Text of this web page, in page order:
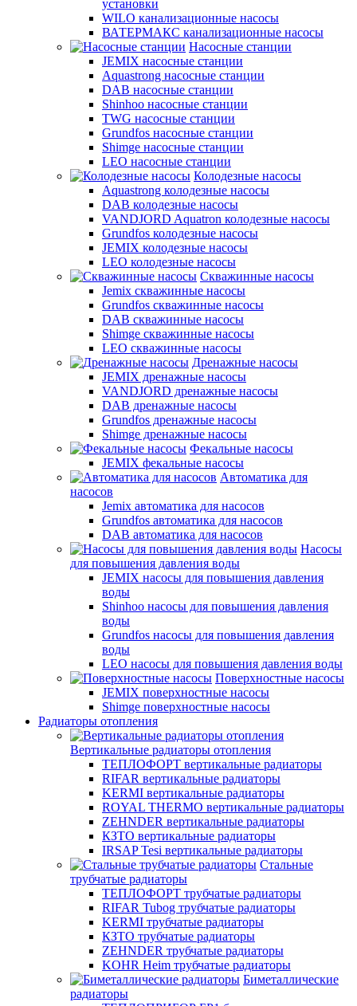
установки
WILO канализационные насосы
ВАТЕРМАКС канализационные насосы
Насосные станции
JEMIX насосные станции
Aquastrong насосные станции
DAB насосные станции
Shinhoo насосные станции
TWG насосные станции
Grundfos насосные станции
Shimge насосные станции
LEO насосные станции
Колодезные насосы
Aquastrong колодезные насосы
DAB колодезные насосы
VANDJORD Aquatron колодезные насосы
Grundfos колодезные насосы
JEMIX колодезные насосы
LEO колодезные насосы
Скважинные насосы
Jemix cкважинные насосы
Grundfos скважинные насосы
DAB скважинные насосы
Shimge скважинные насосы
LEO скважинные насосы
Дренажные насосы
JEMIX дренажные насосы
VANDJORD дренажные насосы
DAB дренажные насосы
Grundfos дренажные насосы
Shimge дренажные насосы
Фекальные насосы
JEMIX фекальные насосы
Автоматика для
насосов
Jemix автоматика для насосов
Grundfos автоматика для насосов
DAB автоматика для насосов
Насосы
для повышения давления воды
JEMIX насосы для повышения давления
воды
Shinhoo насосы для повышения давления
воды
Grundfos насосы для повышения давления
воды
LEO насосы для повышения давления воды
Поверхностные насосы
JEMIX поверхностные насосы
Shimge поверхностные насосы
Радиаторы отопления
Вертикальные радиаторы отопления
ТЕПЛОФОРТ вертикальные радиаторы
RIFAR вертикальные радиаторы
KERMI вертикальные радиаторы
ROYAL THERMO вертикальные радиаторы
ZEHNDER вертикальные радиаторы
КЗТО вертикальные радиаторы
IRSAP Tesi вертикальные радиаторы
Стальные
трубчатые радиаторы
ТЕПЛОФОРТ трубчатые радиаторы
RIFAR Tubog трубчатые радиаторы
KERMI трубчатые радиаторы
КЗТО трубчатые радиаторы
ZEHNDER трубчатые радиаторы
KOHR Heim трубчатые радиаторы
Биметаллические
радиаторы